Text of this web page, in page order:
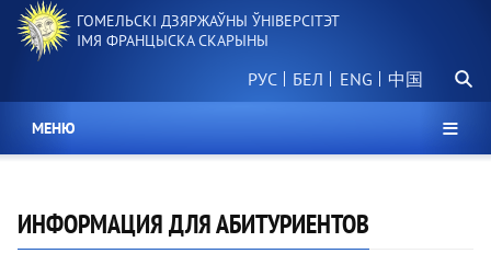
Перайсці
асноўнага
ГОМЕЛЬСКІ ДЗЯРЖАЎНЫ ЎНІВЕРСІТЭТ
ІМЯ ФРАНЦЫСКА СКАРЫНЫ
РУС БЕЛ 中国
МЕНЮ
ИНФОРМАЦИЯ ДЛЯ АБИТУРИЕНТОВ